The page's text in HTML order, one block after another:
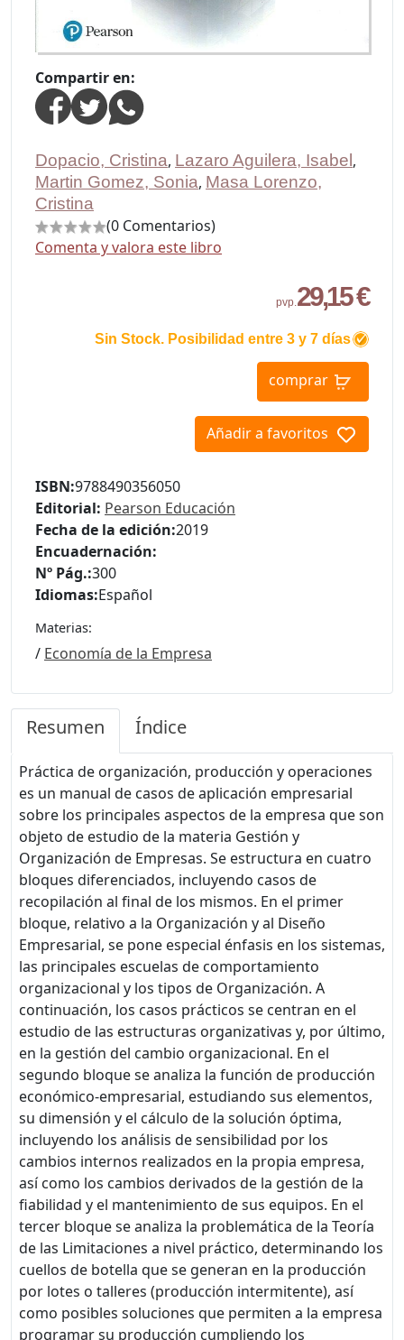
Compartir en:
Dopacio, Cristina, Lazaro Aguilera, Isabel,
Martin Gomez, Sonia, Masa Lorenzo,
Cristina
(0 Comentarios)
Comenta y valora este libro
pvp. 29,15 €
Sin Stock. Posibilidad entre 3 y 7 días
comprar
Añadir a favoritos
ISBN:9788490356050
Editorial: Pearson Educación
Fecha de la edición:2019
Encuadernación:
Nº Pág.:300
Idiomas:Español
Materias:
/ Economía de la Empresa
Resumen Índice
Práctica de organización, producción y operaciones
es un manual de casos de aplicación empresarial
sobre los principales aspectos de la empresa que son
objeto de estudio de la materia Gestión y
Organización de Empresas. Se estructura en cuatro
bloques diferenciados, incluyendo casos de
recopilación al final de los mismos. En el primer
bloque, relativo a la Organización y al Diseño
Empresarial, se pone especial énfasis en los sistemas,
las principales escuelas de comportamiento
organizacional y los tipos de Organización. A
continuación, los casos prácticos se centran en el
estudio de las estructuras organizativas y, por último,
en la gestión del cambio organizacional. En el
segundo bloque se analiza la función de producción
económico-empresarial, estudiando sus elementos,
su dimensión y el cálculo de la solución óptima,
incluyendo los análisis de sensibilidad por los
cambios internos realizados en la propia empresa,
así como los cambios derivados de la gestión de la
fiabilidad y el mantenimiento de sus equipos. En el
tercer bloque se analiza la problemática de la Teoría
de las Limitaciones a nivel práctico, determinando los
cuellos de botella que se generan en la producción
por lotes o talleres (producción intermitente), así
como posibles soluciones que permiten a la empresa
programar su producción cumpliendo los